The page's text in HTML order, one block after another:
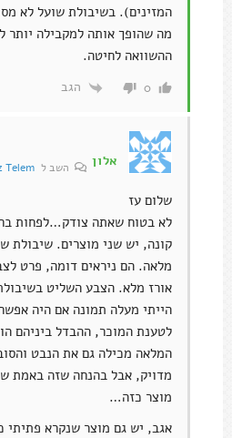
המזינים). בשיבולת שועל לא
מה שהופך אותה למקבילה יותר
ההשוואה לחיטה.
0 הגב
אלון השב ל Telem
שלום עז
לא בטוח שאתה צודק…לפחות
קונה, יש שני מוצרים. שיבולת
מלאה. הם ניראים דומה, פרט
אורז מלא. הצבע השליט
הייתי מעלה תמונה אם היה
לטענת המוכר, ההבדל ביניהם
המלאה מכילה גם את הנבט
מדויק, אבל בהנחה שזה באמת
מוצר כזה…
אגב, יש גם מוצר שנקרא פתיתי